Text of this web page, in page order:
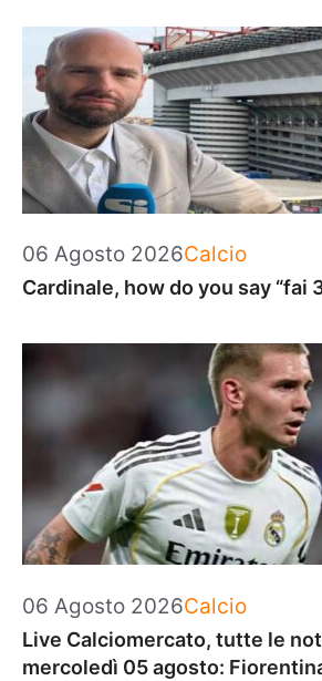
06 Agosto 2026Categorie
Calcio
Cardinale, how do you say “fai
06 Agosto 2026Categorie
Calcio
Live Calciomercato, tutte le
mercoledì 05 agosto: